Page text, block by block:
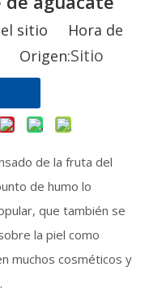
sitio Hora de
Origen:Sitio
de la fruta del
de humo lo
que también se
la piel como
muchos cosméticos y